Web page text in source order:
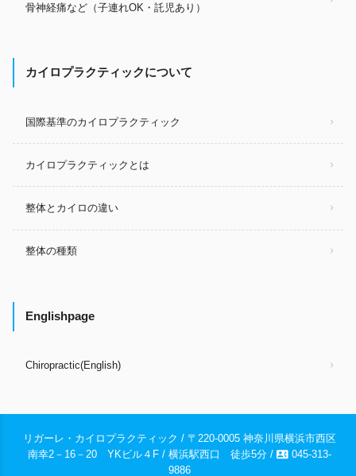
骨神経痛など（子連れOK・託児あり）
カイロプラクティックについて
国際基準のカイロプラクティック
カイロプラクティックとは
整体とカイロの違い
整体の種類
Englishpage
Chiropractic(English)
リガーレ・カイロプラクティック / 〒220-0005 神奈川県横浜市西区
南幸2－16－20 YKビル４F / 横浜駅西口 徒歩5分 / contact_phone 045-313-
9886